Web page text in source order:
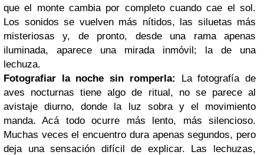
que el monte cambia por completo cuando cae el sol.
Los sonidos se vuelven más nítidos, las siluetas más
misteriosas y, de pronto, desde una rama apenas
iluminada, aparece una mirada inmóvil; la de una
lechuza.
Fotografiar la noche sin romperla: La fotografía de
aves nocturnas tiene algo de ritual, no se parece al
avistaje diurno, donde la luz sobra y el movimiento
manda. Acá todo ocurre más lento, más silencioso.
Muchas veces el encuentro dura apenas segundos, pero
deja una sensación difícil de explicar. Las lechuzas,